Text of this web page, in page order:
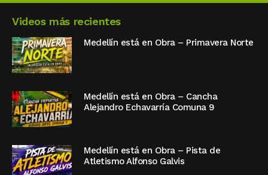
Videos más recientes
Medellín está en Obra – Primavera Norte
Medellín está en Obra – Cancha
Alejandro Echavarría Comuna 9
Medellín está en Obra – Pista de
Atletismo Alfonso Galvis